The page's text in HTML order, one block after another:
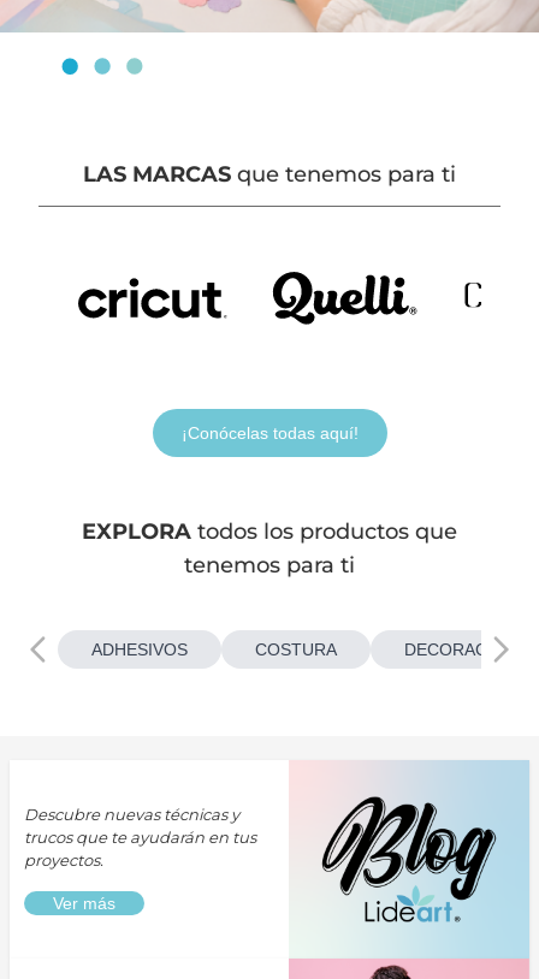
LAS MARCAS que tenemos para ti
¡Conócelas todas aquí!
EXPLORA todos los productos que
tenemos para ti
ADHESIVOS COSTURA
Descubre nuevas técnicas y
trucos que te ayudarán en tus
proyectos.
Ver más